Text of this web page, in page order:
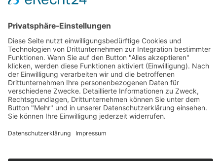
Urwälder mit großer Biodiversität.
Entspannung und von Juli bis Oktober antarktische
Buckelwale.
DieGalápagosinseln : Nur knapp zwei Flugstunden
entfernt liegt diese ‚Arche Noah‘. Große
Meeresechsen, Seelöwen, Blaufußtölpel,
Fregattvögel und Riesenschildkröten sind hier
heimisch.